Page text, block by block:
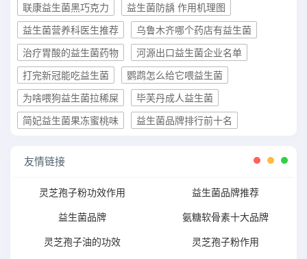
联康益生菌黑巧克力
益生菌防龋 作用机理图
益生菌营养科医生推荐
乌鲁木齐哪个药店有益生菌
治疗胃酸的益生菌药物
河源出口益生菌企业名单
打完新冠能吃益生菌
鹦鹉怎么给它喂益生菌
为啥喂狗益生菌拉稀屎
毕芙丹成人益生菌
简妃益生菌果冻蜜桃味
益生菌品牌排行前十名
友情链接
灵芝孢子粉功效作用 益生菌品牌推荐
益生菌品牌 氨糖软骨素十大品牌
灵芝孢子油的功效 灵芝孢子粉作用